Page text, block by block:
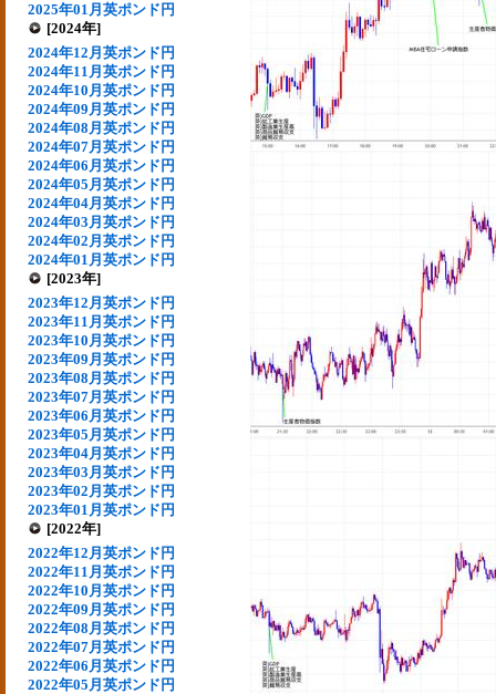
2025年01月英ポンド円
[2024年]
2024年12月英ポンド円
2024年11月英ポンド円
2024年10月英ポンド円
2024年09月英ポンド円
2024年08月英ポンド円
2024年07月英ポンド円
2024年06月英ポンド円
2024年05月英ポンド円
2024年04月英ポンド円
2024年03月英ポンド円
2024年02月英ポンド円
2024年01月英ポンド円
[2023年]
2023年12月英ポンド円
2023年11月英ポンド円
2023年10月英ポンド円
2023年09月英ポンド円
2023年08月英ポンド円
2023年07月英ポンド円
2023年06月英ポンド円
2023年05月英ポンド円
2023年04月英ポンド円
2023年03月英ポンド円
2023年02月英ポンド円
2023年01月英ポンド円
[2022年]
2022年12月英ポンド円
2022年11月英ポンド円
2022年10月英ポンド円
2022年09月英ポンド円
2022年08月英ポンド円
2022年07月英ポンド円
2022年06月英ポンド円
2022年05月英ポンド円